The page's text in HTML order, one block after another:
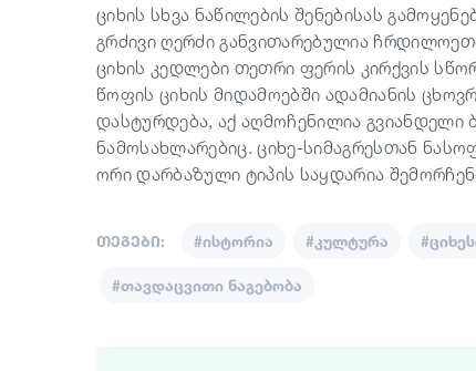
ციხის სხვა ნაწილების შენებისას
გრძივი ღერძი განვითარებულია
ციხის კედლები თეთრი ფერის კირქვის
წოფის ციხის მიდამოებში ადამიანის
დასტურდება, აქ აღმოჩენილია გვიანდელი
ნამოსახლარებიც. ციხე-სიმაგრესთან
ორი დარბაზული ტიპის საყდარია
თეგები: #ისტორია #კულტურა
#თავდაცვითი ნაგებობა